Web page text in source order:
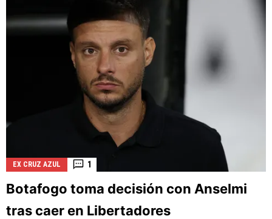
EX CRUZ AZUL 1
Botafogo toma decisión con Anselmi
tras caer en Libertadores